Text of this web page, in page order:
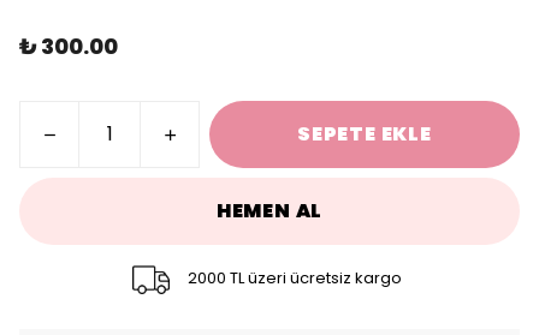
₺ 300.00
SEPETE EKLE
HEMEN AL
2000 TL üzeri ücretsiz kargo